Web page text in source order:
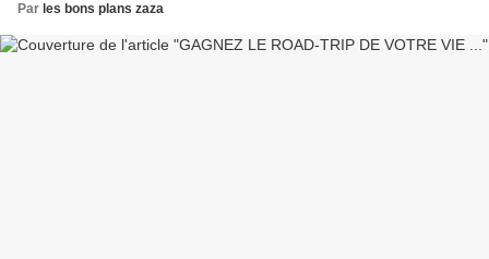
Par les bons plans zaza